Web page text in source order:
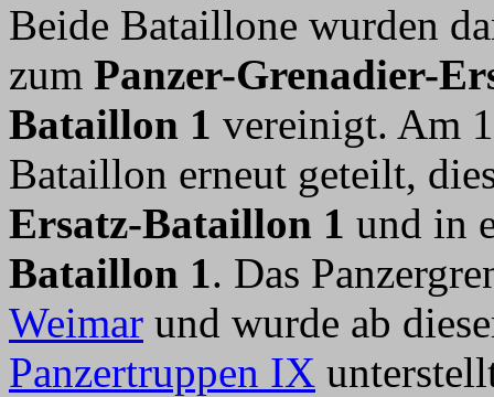
Beide Bataillone wurden
zum Panzer-Grenadier-
Bataillon 1 vereinigt. Am
Bataillon erneut geteilt,
Ersatz-Bataillon 1 und in
Bataillon 1. Das
Weimar und wurde ab
Panzertruppen IX